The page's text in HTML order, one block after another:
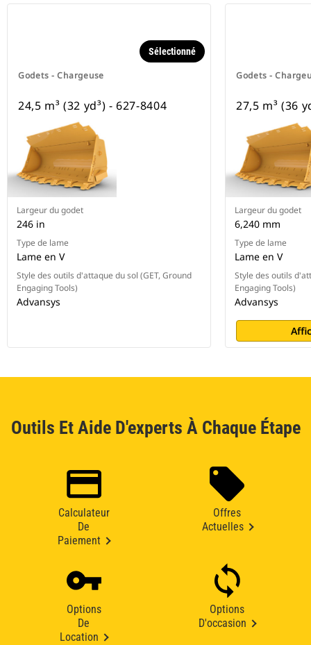
Godets - Chargeuse
Sélectionné
24,5 m³ (32 yd³) - 627-8404
Largeur du godet
246 in
Type de lame
Lame en V
Style des outils d'attaque du sol (GET, Ground
Engaging Tools)
Advansys
Godets -
27,5 m³ (36
Largeur du godet
6,240 mm
Type de lame
Lame en V
Style des outils
Engaging Tools)
Advansys
Outils Et Aide D'experts À Chaque Étape
Calculateur
De
Paiement
Offres
Actuelles
Options
De
Location
Options
D'occasion